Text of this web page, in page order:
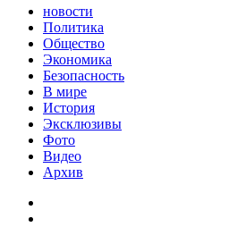
новости
Политика
Общество
Экономика
Безопасность
В мире
История
Эксклюзивы
Фото
Видео
Архив